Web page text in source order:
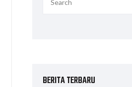
BERITA TERBARU